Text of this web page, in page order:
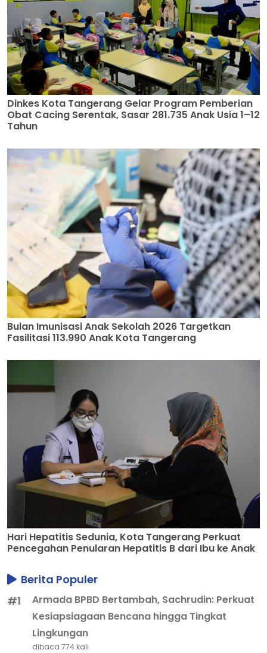
Dinkes Kota Tangerang Gelar Program Pemberian
Obat Cacing Serentak, Sasar 281.735 Anak Usia 1–12
Tahun
Bulan Imunisasi Anak Sekolah 2026 Targetkan
Fasilitasi 113.990 Anak Kota Tangerang
Hari Hepatitis Sedunia, Kota Tangerang Perkuat
Pencegahan Penularan Hepatitis B dari Ibu ke Anak
Berita Populer
#1
Armada BPBD Bertambah, Sachrudin: Perkuat
Kesiapsiagaan Bencana hingga Tingkat
Lingkungan
dibaca 774 kali